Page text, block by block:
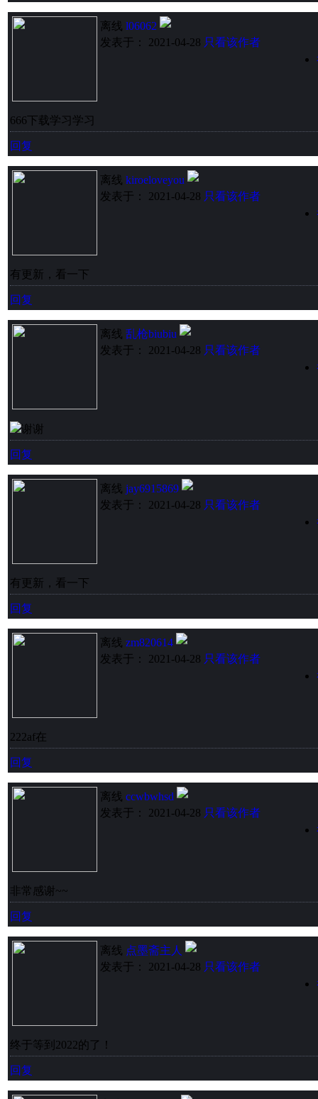
离线 l06062
发表于： 2021-04-28 只看该作者
666下载学习学习
回复
离线 kiroeloveyou
发表于： 2021-04-28 只看该作者
有更新，看一下
回复
离线 乱枪biubiu
发表于： 2021-04-28 只看该作者
谢谢
回复
离线 jay6915869
发表于： 2021-04-28 只看该作者
有更新，看一下
回复
离线 zm820614
发表于： 2021-04-28 只看该作者
222af在
回复
离线 ccwbwhsd
发表于： 2021-04-28 只看该作者
非常感谢~~
回复
离线 点墨斋主人
发表于： 2021-04-28 只看该作者
终于等到2022的了！
回复